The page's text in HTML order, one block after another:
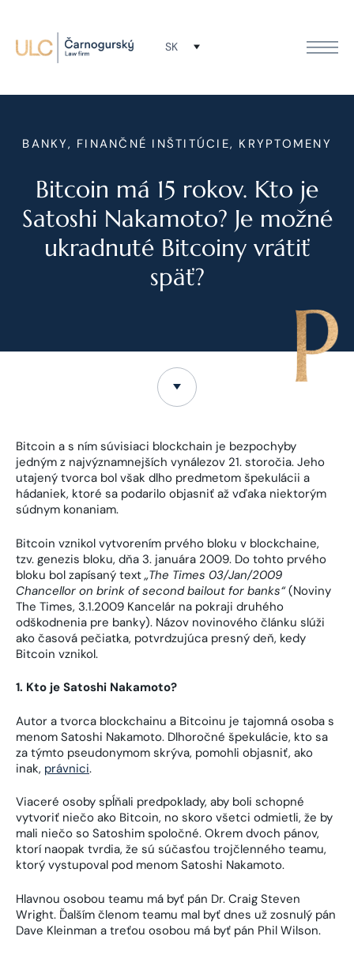
SK
BANKY, FINANČNÉ INŠTITÚCIE, KRYPTOMENY
Bitcoin má 15 rokov. Kto je
Satoshi Nakamoto? Je možné
ukradnuté Bitcoiny vrátiť
späť?
Bitcoin a s ním súvisiaci blockchain je bezpochyby
jedným z najvýznamnejších vynálezov 21. storočia. Jeho
utajený tvorca bol však dlho predmetom špekulácii a
hádaniek, ktoré sa podarilo objasniť až vďaka niektorým
súdnym konaniam.
Bitcoin vznikol vytvorením prvého bloku v blockchaine,
tzv. genezis bloku, dňa 3. januára 2009. Do tohto prvého
bloku bol zapísaný text „The Times 03/Jan/2009
Chancellor on brink of second bailout for banks“(Noviny
The Times, 3.1.2009 Kancelár na pokraji druhého
odškodnenia pre banky). Názov novinového článku slúži
ako časová pečiatka, potvrdzujúca presný deň, kedy
Bitcoin vznikol.
1. Kto je Satoshi Nakamoto?
Autor a tvorca blockchainu a Bitcoinu je tajomná osoba s
menom Satoshi Nakamoto. Dlhoročné špekulácie, kto sa
za týmto pseudonymom skrýva, pomohli objasniť, ako
inak, právnici.
Viaceré osoby spĺňali predpoklady, aby boli schopné
vytvoriť niečo ako Bitcoin, no skoro všetci odmietli, že by
mali niečo so Satoshim spoločné. Okrem dvoch pánov,
ktorí naopak tvrdia, že sú súčasťou trojčlenného teamu,
ktorý vystupoval pod menom Satoshi Nakamoto.
Hlavnou osobou teamu má byť pán Dr. Craig Steven
Wright. Ďalším členom teamu mal byť dnes už zosnulý pán
Dave Kleinman a treťou osobou má byť pán Phil Wilson.